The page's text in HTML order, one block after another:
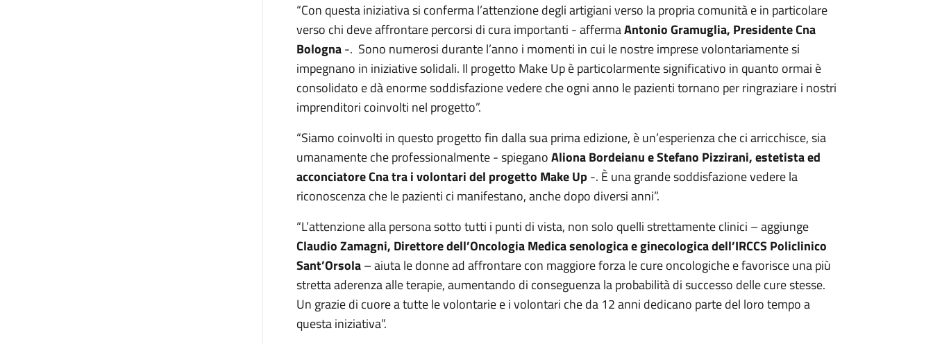
“Con questa iniziativa si conferma l’attenzione degli artigiani verso la propria comunità e in particolare
verso chi deve affrontare percorsi di cura importanti - affermaAntonio Gramuglia, Presidente Cna
Bologna-. Sono numerosi durante l’anno i momenti in cui le nostre imprese volontariamente si
impegnano in iniziative solidali. Il progetto Make Up è particolarmente significativo in quanto ormai è
consolidato e dà enorme soddisfazione vedere che ogni anno le pazienti tornano per ringraziare i nostri
imprenditori coinvolti nel progetto”.
“Siamo coinvolti in questo progetto fin dalla sua prima edizione, è un’esperienza che ci arricchisce, sia
umanamente che professionalmente - spieganoAliona Bordeianu e Stefano Pizzirani, estetista ed
acconciatore Cna tra i volontari del progetto Make Up -. È una grande soddisfazione vedere la
riconoscenza che le pazienti ci manifestano, anche dopo diversi anni”.
“L’attenzione alla persona sotto tutti i punti di vista, non solo quelli strettamente clinici – aggiunge
Claudio Zamagni, Direttore dell’Oncologia Medica senologica e ginecologica dell’IRCCS Policlinico
Sant’Orsola– aiuta le donne ad affrontare con maggiore forza le cure oncologiche e favorisce una più
stretta aderenza alle terapie, aumentando di conseguenza la probabilità di successo delle cure stesse.
Un grazie di cuore a tutte le volontarie e i volontari che da 12 anni dedicano parte del loro tempo a
questa iniziativa”.